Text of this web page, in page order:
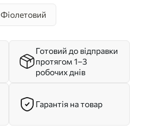
Фіолетовий
Готовий до відправки
протягом 1–3
робочих днів
Гарантія на товар